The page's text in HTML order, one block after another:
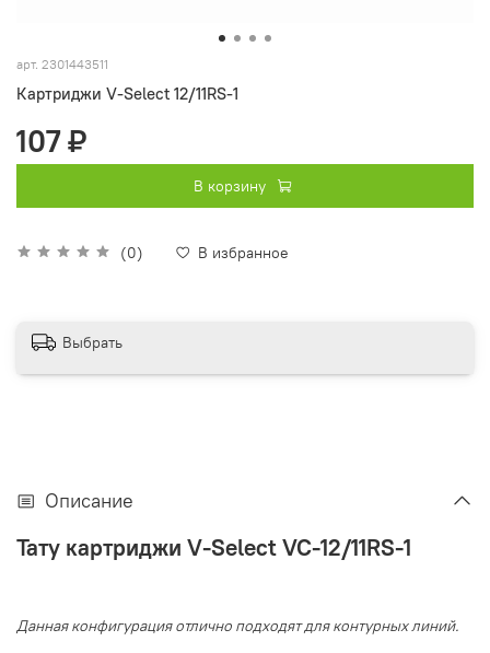
арт. 2301443511
Картриджи V-Select 12/11RS-1
(0) В избранное
107 ₽
В корзину
Выбрать
Описание
Тату картриджи V-Select VC-12/11RS-1
Данная конфигурация отлично подходят для контурных линий.